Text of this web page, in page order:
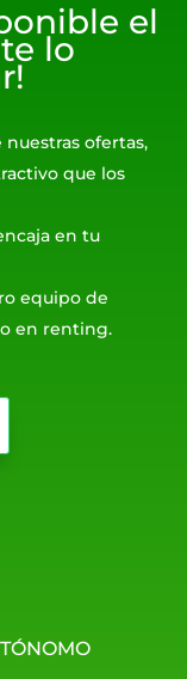
el
lo
ofertas,
que los
en tu
equipo de
en renting.